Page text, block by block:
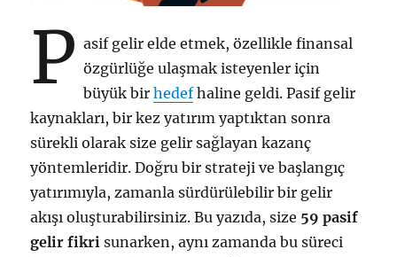
P asif gelir elde etmek, özellikle finansal
özgürlüğe ulaşmak isteyenler için
büyük birhedefhaline geldi. Pasif gelir
kaynakları, bir kez yatırım yaptıktan sonra
sürekli olarak size gelir sağlayan kazanç
yöntemleridir. Doğru bir strateji ve başlangıç
yatırımıyla, zamanla sürdürülebilir bir gelir
akışı oluşturabilirsiniz. Bu yazıda, size 59 pasif
gelir fikri sunarken, aynı zamanda bu süreci